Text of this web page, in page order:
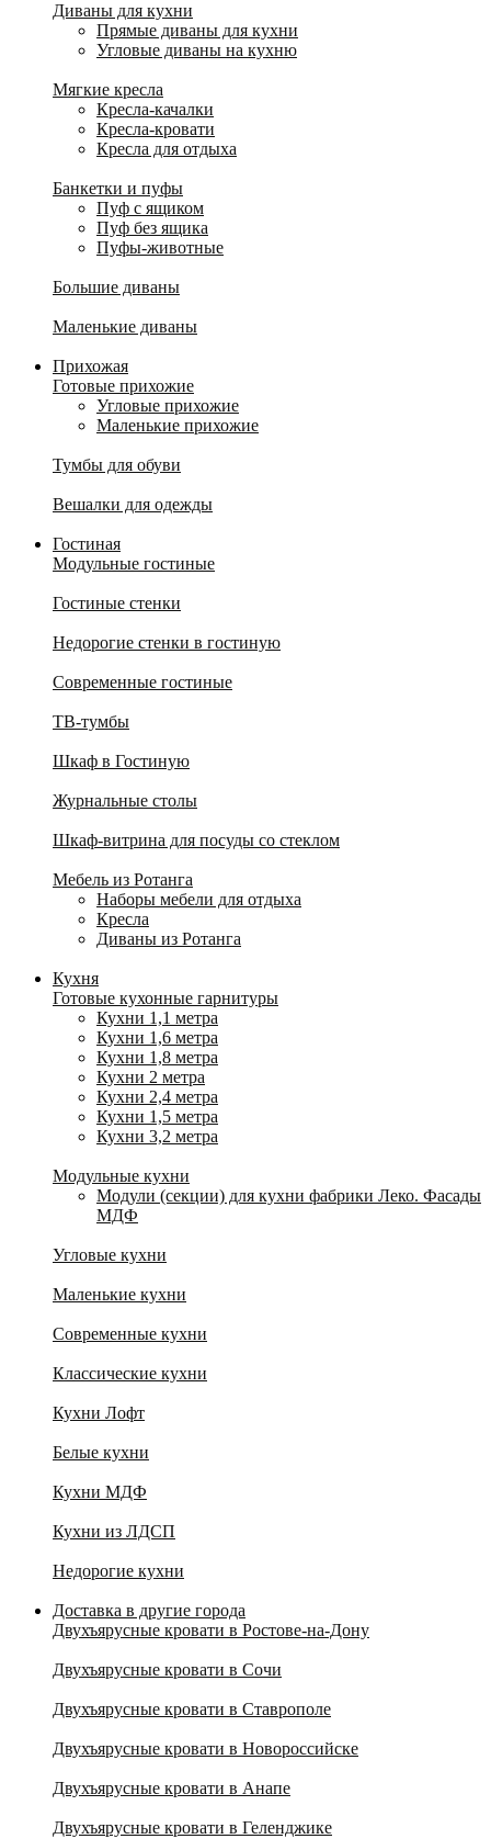
Диваны для кухни
Прямые диваны для кухни
Угловые диваны на кухню
Мягкие кресла
Кресла-качалки
Кресла-кровати
Кресла для отдыха
Банкетки и пуфы
Пуф с ящиком
Пуф без ящика
Пуфы-животные
Большие диваны
Маленькие диваны
Прихожая
Готовые прихожие
Угловые прихожие
Маленькие прихожие
Тумбы для обуви
Вешалки для одежды
Гостиная
Модульные гостиные
Гостиные стенки
Недорогие стенки в гостиную
Современные гостиные
ТВ-тумбы
Шкаф в Гостиную
Журнальные столы
Шкаф-витрина для посуды со стеклом
Мебель из Ротанга
Наборы мебели для отдыха
Кресла
Диваны из Ротанга
Кухня
Готовые кухонные гарнитуры
Кухни 1,1 метра
Кухни 1,6 метра
Кухни 1,8 метра
Кухни 2 метра
Кухни 2,4 метра
Кухни 1,5 метра
Кухни 3,2 метра
Модульные кухни
Модули (секции) для кухни фабрики Леко. Фасады
МДФ
Угловые кухни
Маленькие кухни
Современные кухни
Классические кухни
Кухни Лофт
Белые кухни
Кухни МДФ
Кухни из ЛДСП
Недорогие кухни
Доставка в другие города
Двухъярусные кровати в Ростове-на-Дону
Двухъярусные кровати в Сочи
Двухъярусные кровати в Ставрополе
Двухъярусные кровати в Новороссийске
Двухъярусные кровати в Анапе
Двухъярусные кровати в Геленджике